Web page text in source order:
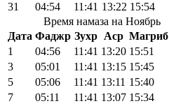
31
04:54 11:41 13:22 15:54
Время намаза на Ноябрь
Дата Фаджр Зухр Аср Магриб
1
04:56 11:41 13:20 15:51
3
05:01 11:41 13:15 15:45
5
05:06 11:41 13:11 15:40
7
05:11 11:41 13:07 15:34